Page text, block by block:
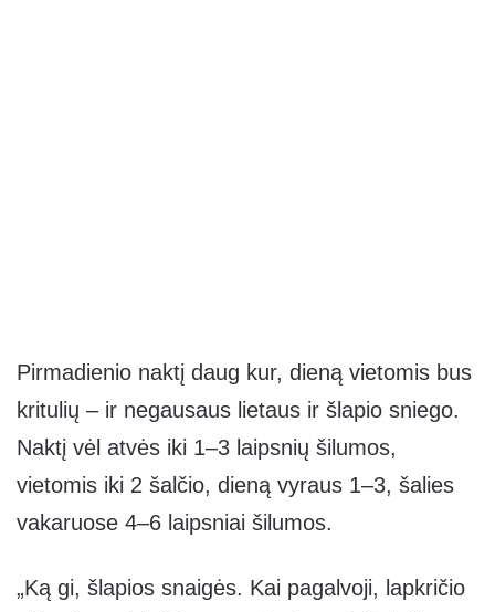
Pirmadienio naktį daug kur, dieną vietomis bus
kritulių – ir negausaus lietaus ir šlapio sniego.
Naktį vėl atvės iki 1–3 laipsnių šilumos,
vietomis iki 2 šalčio, dieną vyraus 1–3, šalies
vakaruose 4–6 laipsniai šilumos.
„Ką gi, šlapios snaigės. Kai pagalvoji, lapkričio